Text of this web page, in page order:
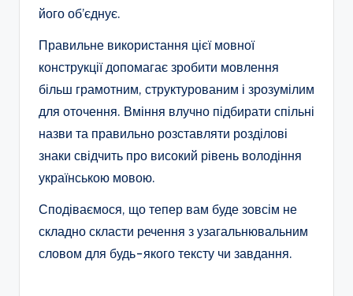
його об’єднує.
Правильне використання цієї мовної
конструкції допомагає зробити мовлення
більш грамотним, структурованим і зрозумілим
для оточення. Вміння влучно підбирати спільні
назви та правильно розставляти розділові
знаки свідчить про високий рівень володіння
українською мовою.
Сподіваємося, що тепер вам буде зовсім не
складно скласти речення з узагальнювальним
словом для будь-якого тексту чи завдання.